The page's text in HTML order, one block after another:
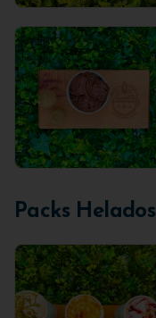
Packs Helados